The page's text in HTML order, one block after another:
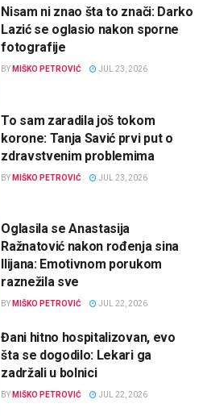
Nisam ni znao šta to znači: Darko
Lazić se oglasio nakon sporne
fotografije
BY MIŠKO PETROVIĆ JUL 23, 2026
To sam zaradila još tokom
korone: Tanja Savić prvi put o
zdravstvenim problemima
BY MIŠKO PETROVIĆ JUL 23, 2026
Oglasila se Anastasija
Ražnatović nakon rođenja sina
Ilijana: Emotivnom porukom
raznežila sve
BY MIŠKO PETROVIĆ JUL 22, 2026
Đani hitno hospitalizovan, evo
šta se dogodilo: Lekari ga
zadržali u bolnici
BY MIŠKO PETROVIĆ JUL 22, 2026